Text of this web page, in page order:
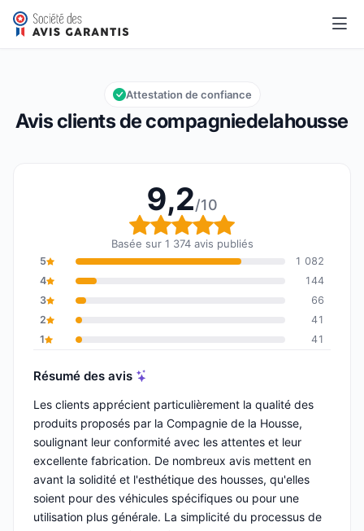
compagniedelahousse
Note globale : 9,2 sur 10
9,2/10
Avis clients de compagniedelahousse
Attestation de confiance
9,2/10
Note globale : 9,2 sur
Basée sur 1 374 avis publiés
5
1 082
4
144
3
66
2
41
1
41
Résumé des avis
Les clients apprécient particulièrement la qualité des
produits proposés par la Compagnie de la Housse,
soulignant leur conformité avec les attentes et leur
excellente fabrication. De nombreux avis mettent en
avant la solidité et l'esthétique des housses, qu'elles
soient pour des véhicules spécifiques ou pour une
utilisation plus générale. La simplicité du processus de